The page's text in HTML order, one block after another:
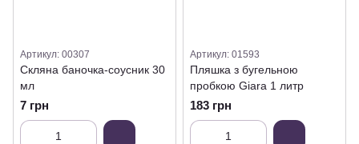
Артикул: 00307
Скляна баночка-соусник 30
мл
7 грн
Артикул: 01593
Пляшка з бугельною
пробкою Giara 1 литр
183 грн